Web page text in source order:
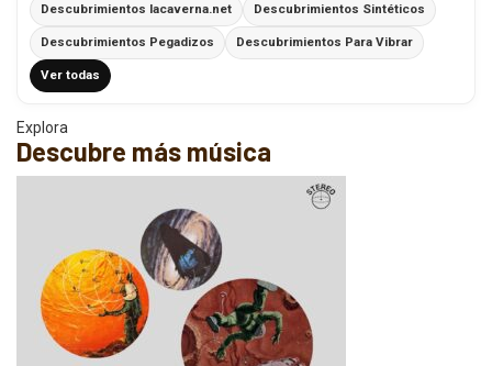
Descubrimientos lacaverna.net Descubrimientos Sintéticos
Descubrimientos Pegadizos Descubrimientos Para Vibrar
Ver todas
Explora
Descubre más música